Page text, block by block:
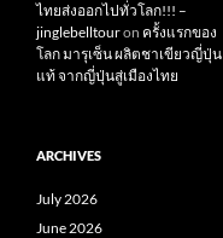
ไทยส่งออกไปทั่วโลก!!! –
jinglebelltouron ครั้งแรกของ
โลก มารุเซ็น ผลิตชาเขียวญี่ปุ่น
แท้ จากญี่ปุ่นสู่เมืองไทย
ARCHIVES
July 2026
June 2026